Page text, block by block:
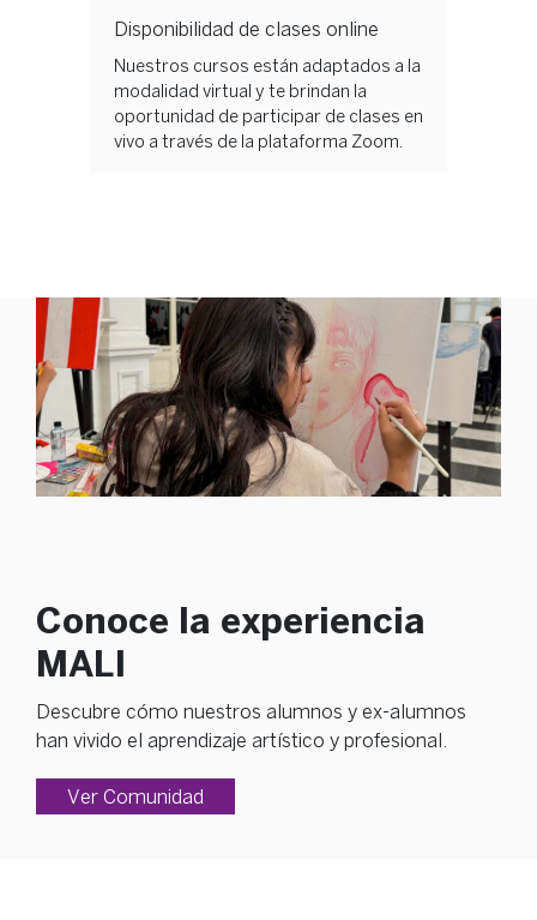
Disponibilidad de clases online
Nuestros cursos están adaptados a la
modalidad virtual y te brindan la
oportunidad de participar de clases en
vivo a través de la plataforma Zoom.
Conoce la experiencia
MALI
Descubre cómo nuestros alumnos y ex-alumnos
han vivido el aprendizaje artístico y profesional.
Ver Comunidad